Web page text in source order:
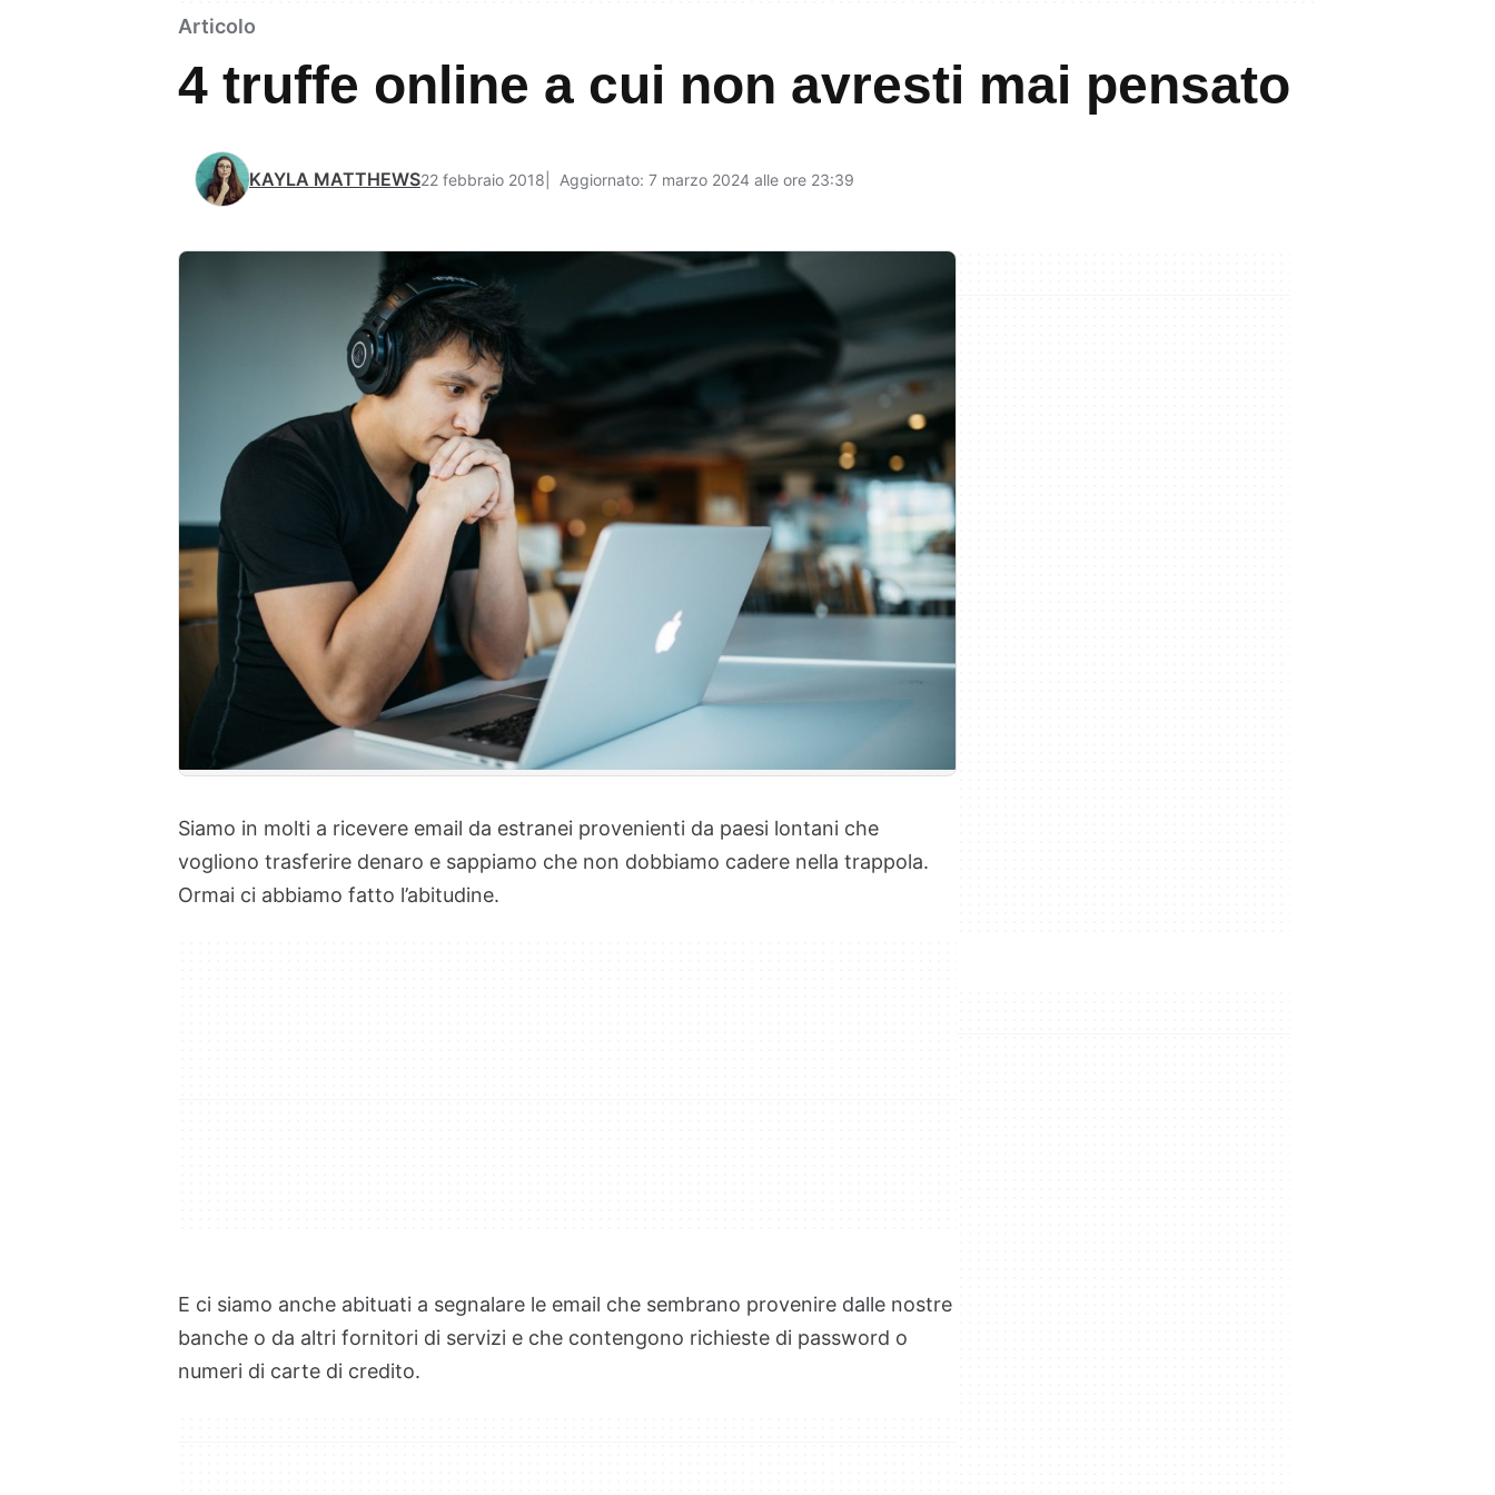
Articolo
4 truffe online a cui non avresti mai pensato
KAYLA MATTHEWS22 febbraio 2018 Aggiornato: 7 marzo 2024 alle ore 23:39
Siamo in molti a ricevere email da estranei provenienti da paesi lontani che
vogliono trasferire denaro e sappiamo che non dobbiamo cadere nella trappola.
Ormai ci abbiamo fatto l’abitudine.
E ci siamo anche abituati a segnalare le email che sembrano provenire dalle nostre
banche o da altri fornitori di servizi e che contengono richieste di password o
numeri di carte di credito.